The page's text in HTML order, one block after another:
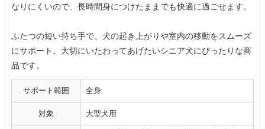
なりにくいので、長時間身につけたままでも快適に過ごせます。
ふたつの短い持ち手で、犬の起き上がりや室内の移動をスムーズ
にサポート。大切にいたわってあげたいシニア犬にぴったりな商
品です。
サポート範囲 全身
対象 大型犬用